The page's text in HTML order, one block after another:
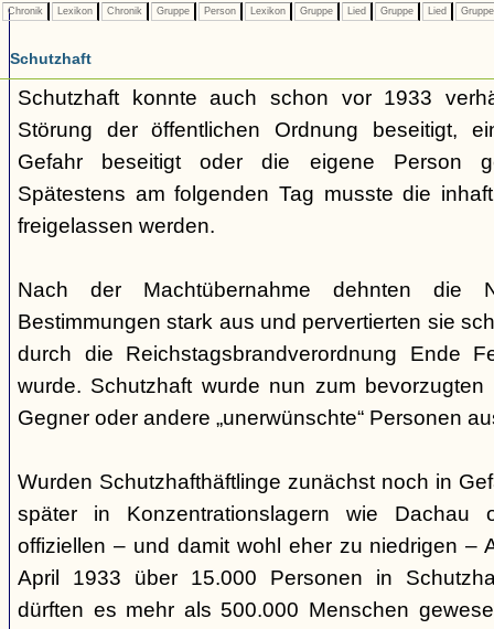
Chronik Lexikon Chronik Gruppe Person Lexikon Gruppe Lied Gruppe Lied
Schutzhaft
Schutzhaft konnte auch schon vor 1933
Störung der öffentlichen Ordnung beseitigt,
Gefahr beseitigt oder die eigene Person
Spätestens am folgenden Tag musste die
freigelassen werden.
Nach der Machtübernahme dehnten die
Bestimmungen stark aus und pervertierten sie
durch die Reichstagsbrandverordnung Ende
wurde. Schutzhaft wurde nun zum bevorzugten
Gegner oder andere „unerwünschte“ Personen
Wurden Schutzhafthäftlinge zunächst noch in
später in Konzentrationslagern wie Dachau
offiziellen – und damit wohl eher zu niedrigen –
April 1933 über 15.000 Personen in
dürften es mehr als 500.000 Menschen